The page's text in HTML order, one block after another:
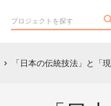
chevron_right 「日本の伝統技法」と「